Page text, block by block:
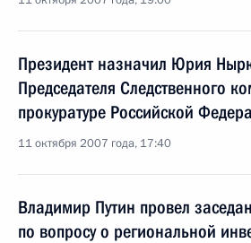
Президент назначил Юрия
Председателя Следственного
прокуратуре Российской
11 октября 2007 года, 17:40
Владимир Путин провел
по вопросу о региональной